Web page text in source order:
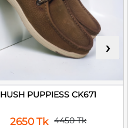
HUSH PUPPIESS CK671
2650 Tk 4450 Tk
›